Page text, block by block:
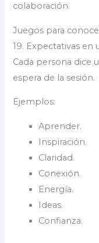
colaboración.
Juegos para
19. Expectativas en
Cada persona dice
espera de la sesión.
Ejemplos:
Aprender.
Inspiración.
Claridad.
Conexión.
Energía.
Ideas.
Confianza.